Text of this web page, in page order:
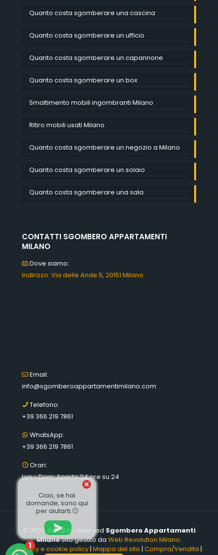
Quanto costa sgomberare una cascina
Quanto costa sgomberare un ufficio
Quanto costa sgomberare un capannone
Quanto costa sgomberare un box
Smaltimento mobili ingombranti Milano
Ritiro mobili usati Milano
Quanto costa sgomberare un negozio a Milano
Quanto costa sgomberare un solaio
Quanto costa sgomberare una sala
CONTATTI SGOMBERO APPARTAMENTI
MILANO
Dove siamo:
Indirizzo: Via delle Ande 5, 20151 Milano
Email:
info@sgomberoappartamentimilano.com
Telefono:
+39 366 219 7861
WhatsApp:
+39 366 219 7861
Orari:
Lun - Dom: Aperto 24 ore su 24
© 2024 All rights reserved Sgombero Appartamenti
MilanoSito gestito da Web Revolution Milano.
Privacy e cookie policy | Mappa del sito | Compra/Vendita |
Ciao, se hai
domande, sono qui
per aiutarti.🙂
1